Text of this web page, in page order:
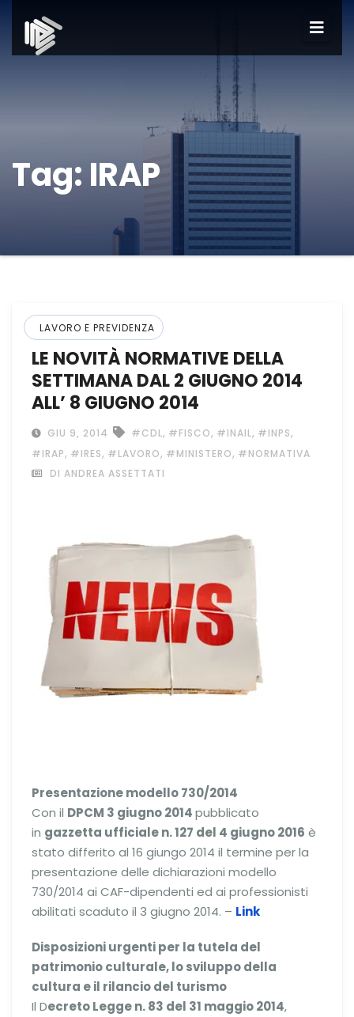
Tag: IRAP
LAVORO E PREVIDENZA
LE NOVITÀ NORMATIVE DELLA
SETTIMANA DAL 2 GIUGNO 2014
ALL’ 8 GIUGNO 2014
GIU 9, 2014 #CDL, #FISCO, #INAIL, #INPS,
#IRAP, #IRES, #LAVORO, #MINISTERO, #NORMATIVA
DI ANDREA ASSETTATI
Presentazione modello 730/2014
Con il DPCM 3 giugno 2014pubblicato
in gazzetta ufficiale n. 127 del 4 giugno 2016 è
stato differito al 16 giungo 2014 il termine per la
presentazione delle dichiarazioni modello
730/2014 ai CAF-dipendenti ed ai professionisti
abilitati scaduto il 3 giugno 2014. – Link
Disposizioni urgenti per la tutela del
patrimonio culturale, lo sviluppo della
cultura e il rilancio del turismo
Il Decreto Legge n. 83 del 31 maggio 2014,